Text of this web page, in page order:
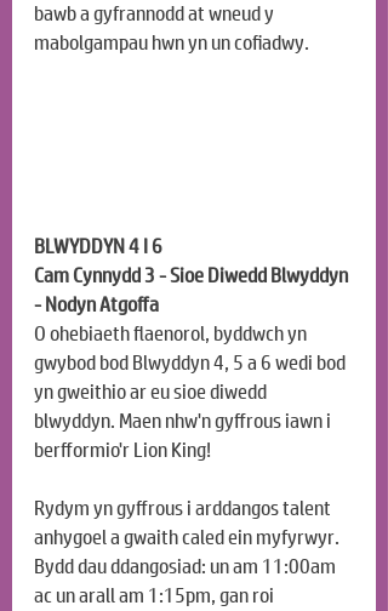
bawb a gyfrannodd at wneud y
mabolgampau hwn yn un cofiadwy.
BLWYDDYN 4 I 6
Cam Cynnydd 3 - Sioe Diwedd Blwyddyn
- Nodyn Atgoffa
O ohebiaeth flaenorol, byddwch yn
gwybod bod Blwyddyn 4, 5 a 6 wedi bod
yn gweithio ar eu sioe diwedd
blwyddyn. Maen nhw'n gyffrous iawn i
berfformio'r Lion King!
Rydym yn gyffrous i arddangos talent
anhygoel a gwaith caled ein myfyrwyr.
Bydd dau ddangosiad: un am 11:00am
ac un arall am 1:15pm, gan roi